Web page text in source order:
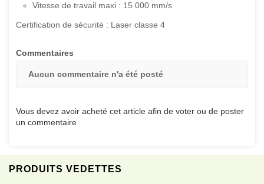
PRODUITS VEDETTES
Vitesse de travail maxi : 15 000 mm/s
Certification de sécurité : Laser classe 4
Commentaires
Aucun commentaire n'a été posté
Vous devez avoir acheté cet article afin de voter ou de poster
un commentaire